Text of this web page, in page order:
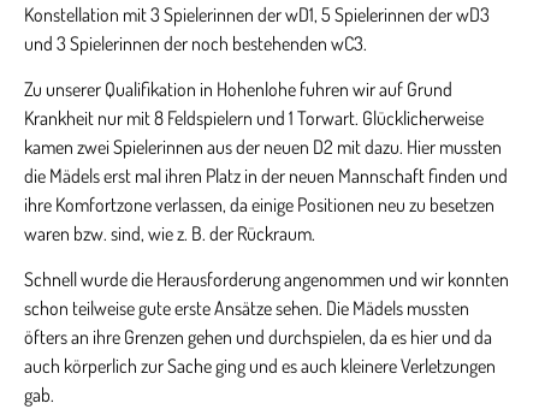
Konstellation mit 3 Spielerinnen der wD1, 5 Spielerinnen der wD3
und 3 Spielerinnen der noch bestehenden wC3.
Zu unserer Qualifikation in Hohenlohe fuhren wir auf Grund
Krankheit nur mit 8 Feldspielern und 1 Torwart. Glücklicherweise
kamen zwei Spielerinnen aus der neuen D2 mit dazu. Hier mussten
die Mädels erst mal ihren Platz in der neuen Mannschaft finden und
ihre Komfortzone verlassen, da einige Positionen neu zu besetzen
waren bzw. sind, wie z. B. der Rückraum.
Schnell wurde die Herausforderung angenommen und wir konnten
schon teilweise gute erste Ansätze sehen. Die Mädels mussten
öfters an ihre Grenzen gehen und durchspielen, da es hier und da
auch körperlich zur Sache ging und es auch kleinere Verletzungen
gab.